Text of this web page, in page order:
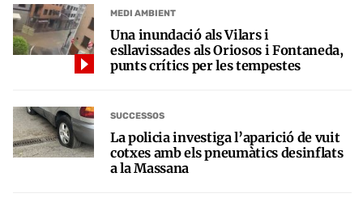
MEDI AMBIENT
Una inundació als Vilars i
esllavissades als Oriosos i Fontaneda,
punts crítics per les tempestes
SUCCESSOS
La policia investiga l’aparició de vuit
cotxes amb els pneumàtics desinflats
a la Massana